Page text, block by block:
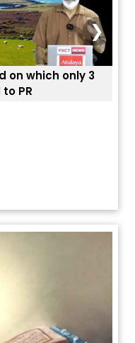
ਲਾ ਕੇ ਹੀ ਡਿਪੋਰਟ ਕਿਉਂ ਕੀਤੇ
ਚੀਫ਼ ਨੇ ਦੱਸਿਆ ਅਸਲ ਕਾਰਨ
❯